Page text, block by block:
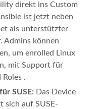
direkt ins Custom
ist jetzt neben
als unterstützter
Admins können
um enrolled Linux
mit Support für
.
SUSE: Das Device
sich auf SUSE-